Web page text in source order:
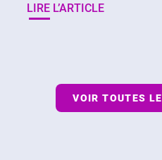
LIRE L’ARTICLE
VOIR TOUTES